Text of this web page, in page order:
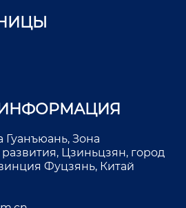
ИНФОРМАЦИЯ
Гуанъюань, Зона
Цзиньцзян, город
Фуцзянь, Китай